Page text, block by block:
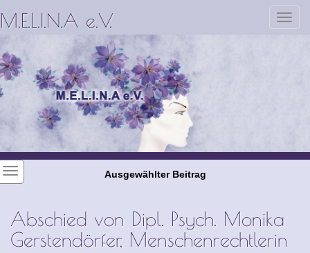
M.E.L.I.N.A e.V.
Ausgewählter Beitrag
Abschied von Dipl. Psych. Monika
Gerstendörfer, Menschenrechtlerin